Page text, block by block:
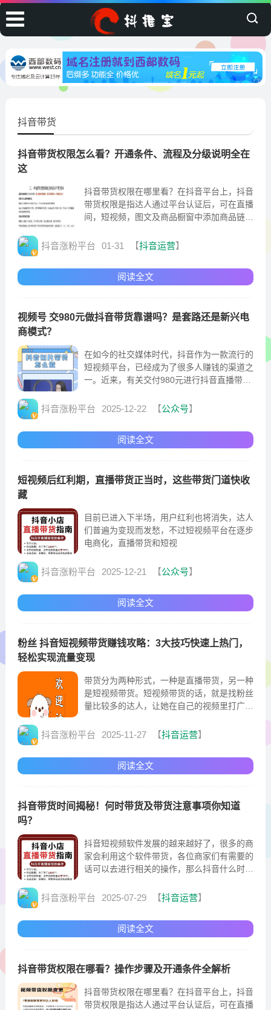
抖音带货
抖音带货权限怎么看？开通条件、流程及分级说明全在
这
抖音带货权限在哪里看？在抖音平台上，抖音
带货权限是指达人通过平台认证后，可在直播
间，短视频，图文及商品橱窗中添加商品链
作路径则是
抖音涨粉平台 01-31 【抖音运营】
阅读全文
视频号 交980元做抖音带货靠谱吗？是套路还是新兴电
商模式？
在如今的社交媒体时代，抖音作为一款流行的
短视频平台，已经成为了很多人赚钱的渠道之
一。近来，有关交付980元进行抖音直播带货
创新的商业模式
抖音涨粉平台 2025-12-22 【公众号】
阅读全文
短视频后红利期，直播带货正当时，这些带货门道快收
藏
目前已进入下半场，用户红利也将消失，达人
们普遍为变现而发愁，不过短视频平台在逐步
电商化，直播带货和短视
抖音涨粉平台 2025-12-21 【公众号】
阅读全文
粉丝 抖音短视频带货赚钱攻略：3大技巧快速上热门，
轻松实现流量变现
带货分为两种形式，一种是直播带货，另一种
是短视频带货。短视频带货的话，就是找粉丝
量比较多的达人，让她在自己的视频里打广
抖音涨粉平台 2025-11-27 【抖音运营】
阅读全文
抖音带货时间揭秘！何时带货及带货注意事项你知道
吗？
抖音短视频软件发展的越来越好了，很多的商
家会利用这个软件带货，各位商家们有需要的
话可以去进行相关的操作，那么抖音什么时候
抖音涨粉平台 2025-07-29 【抖音运营】
阅读全文
抖音带货权限在哪看？操作步骤及开通条件全解析
抖音带货权限在哪里看？在抖音平台上，抖音
带货权限是指达人通过平台认证后，可在直播